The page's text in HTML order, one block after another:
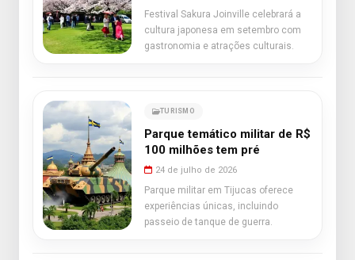
Festival Sakura Joinville celebrará a
cultura japonesa em setembro com
gastronomia e atrações culturais.
TURISMO
Parque temático militar de R$
100 milhões tem pré
24 de julho de 2026
Parque militar em Tijucas oferece
experiências únicas, incluindo
passeio de tanque de guerra.